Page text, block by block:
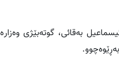
بەقائی، گوتەبێژی
.